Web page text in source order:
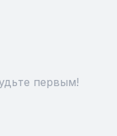
первым!